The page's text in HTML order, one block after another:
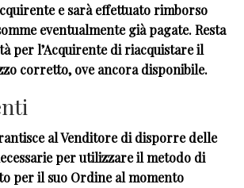
e sarà effettuato rimborso
eventualmente già pagate. Resta
per l’Acquirente di riacquistare il
corretto, ove ancora disponibile.
al Venditore di disporre delle
per utilizzare il metodo di
per il suo Ordine al momento